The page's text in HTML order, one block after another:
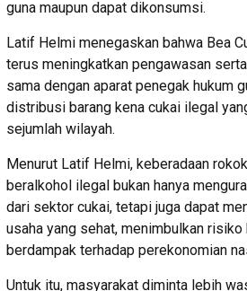
guna maupun dapat dikonsumsi.
Latif Helmi menegaskan bahwa Bea
terus meningkatkan pengawasan
sama dengan aparat penegak hukum
distribusi barang kena cukai ilegal
sejumlah wilayah.
Menurut Latif Helmi, keberadaan
beralkohol ilegal bukan hanya
dari sektor cukai, tetapi juga dapat
usaha yang sehat, menimbulkan risiko
berdampak terhadap perekonomian
Untuk itu, masyarakat diminta lebih